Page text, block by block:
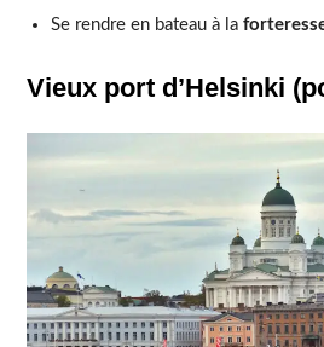
Se rendre en bateau à la
Vieux port d’Helsinki